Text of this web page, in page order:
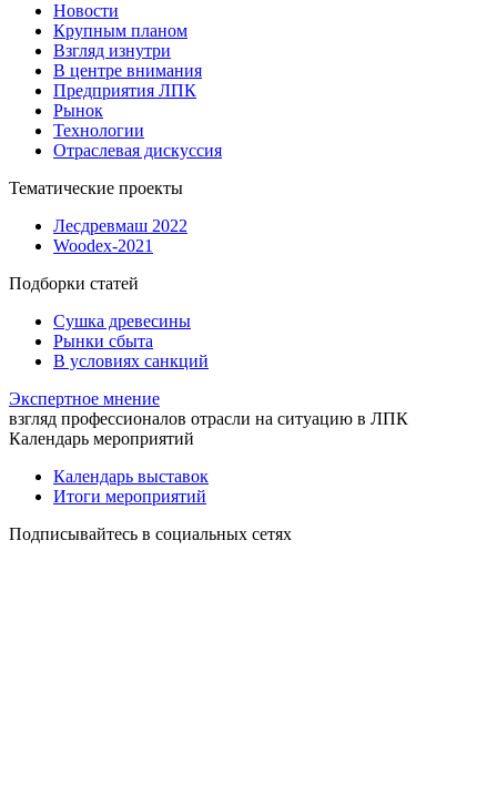
Новости
Крупным планом
Взгляд изнутри
В центре внимания
Предприятия ЛПК
Рынок
Технологии
Отраслевая дискуссия
Тематические проекты
Лесдревмаш 2022
Woodex-2021
Подборки статей
Сушка древесины
Рынки сбыта
В условиях санкций
Экспертное мнение
взгляд профессионалов отрасли на ситуацию в ЛПК
Календарь мероприятий
Календарь выставок
Итоги мероприятий
Подписывайтесь в социальных сетях